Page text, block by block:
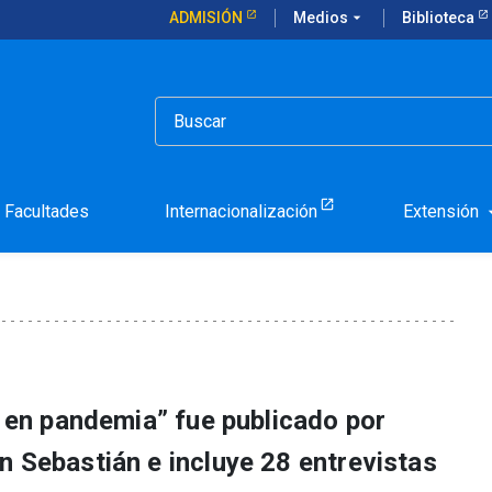
ADMISIÓN Medios arrow_drop_down Biblioteca
Facultades Internacionalización Extensión
como uno de
Covid-19
pandemia” fue publicado por
Sebastián e incluye 28 entrevistas